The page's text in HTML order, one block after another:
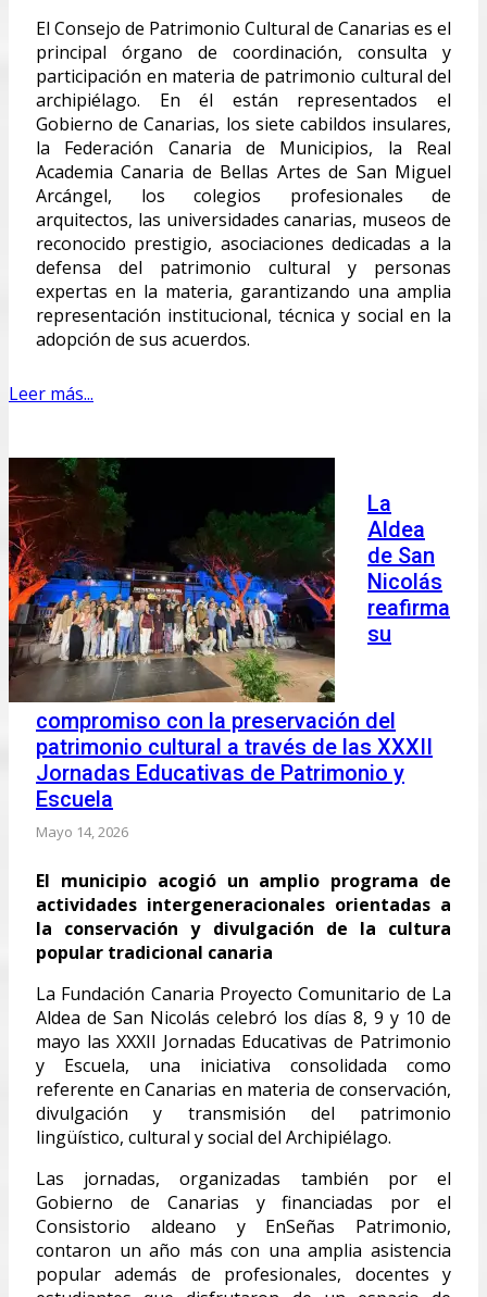
El Consejo de Patrimonio Cultural de Canarias es el
principal órgano de coordinación, consulta y
participación en materia de patrimonio cultural del
archipiélago. En él están representados el
Gobierno de Canarias, los siete cabildos insulares,
la Federación Canaria de Municipios, la Real
Academia Canaria de Bellas Artes de San Miguel
Arcángel, los colegios profesionales de
arquitectos, las universidades canarias, museos de
reconocido prestigio, asociaciones dedicadas a la
defensa del patrimonio cultural y personas
expertas en la materia, garantizando una amplia
representación institucional, técnica y social en la
adopción de sus acuerdos.
Leer más...
La
Aldea
de San
Nicolás
reafirma
su
compromiso con la preservación del
patrimonio cultural a través de las XXXII
Jornadas Educativas de Patrimonio y
Escuela
Mayo 14, 2026
El municipio acogió un amplio programa de
actividades intergeneracionales orientadas a
la conservación y divulgación de la cultura
popular tradicional canaria
La Fundación Canaria Proyecto Comunitario de La
Aldea de San Nicolás celebró los días 8, 9 y 10 de
mayo las XXXII Jornadas Educativas de Patrimonio
y Escuela, una iniciativa consolidada como
referente en Canarias en materia de conservación,
divulgación y transmisión del patrimonio
lingüístico, cultural y social del Archipiélago.
Las jornadas, organizadas también por el
Gobierno de Canarias y financiadas por el
Consistorio aldeano y EnSeñas Patrimonio,
contaron un año más con una amplia asistencia
popular además de profesionales, docentes y